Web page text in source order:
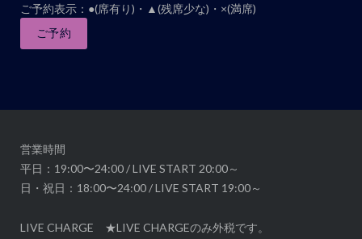
ゲ
ン
ご予約表示：●(席有り)・▲(残席少な)・×(満席)
ご予約
営業時間
平日：19:00〜24:00 / LIVE START 20:00～
日・祝日：18:00〜24:00 / LIVE START 19:00～
LIVE CHARGE ★LIVE CHARGEのみ外税です。